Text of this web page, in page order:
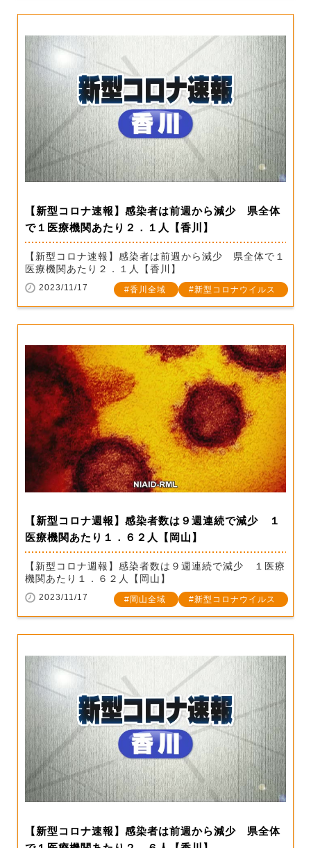
【新型コロナ速報】感染者は前週から減少 県全体
で１医療機関あたり２．１人【香川】
【新型コロナ速報】感染者は前週から減少 県全体で１
医療機関あたり２．１人【香川】
2023/11/17 香川全域 新型コロナウイルス
【新型コロナ週報】感染者数は９週連続で減少 １
医療機関あたり１．６２人【岡山】
【新型コロナ週報】感染者数は９週連続で減少 １医療
機関あたり１．６２人【岡山】
2023/11/17 岡山全域 新型コロナウイルス
【新型コロナ速報】感染者は前週から減少 県全体